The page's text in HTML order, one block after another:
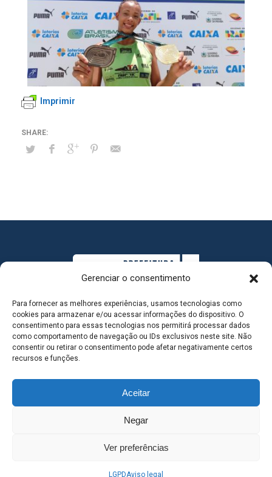
Gerenciar o consentimento
Para fornecer as melhores experiências, usamos tecnologias como
cookies para armazenar e/ou acessar informações do dispositivo. O
consentimento para essas tecnologias nos permitirá processar dados
como comportamento de navegação ou IDs exclusivos neste site. Não
consentir ou retirar o consentimento pode afetar negativamente certos
recursos e funções.
Aceitar
Negar
Ver preferências
LGPDAviso legal
Imprimir
MAPA DO SITE
SEDE DO ADMINISTRATIVO MUNICIPAL - Avenida
Contato: 67 98139-3237